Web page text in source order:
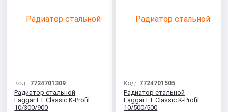
Код: 7724701309
Радиатор стальной
LaggarTT Classic K-Profil
10/300/900
Код: 7724701505
Радиатор стальной
LaggarTT Classic K-Profil
10/500/500